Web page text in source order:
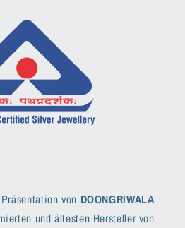
von DOONGRIWALA
und ältesten Hersteller von